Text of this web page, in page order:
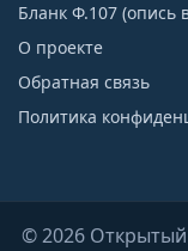
Бланк Ф.107 (опись
О проекте
Обратная связь
Политика
© 2026